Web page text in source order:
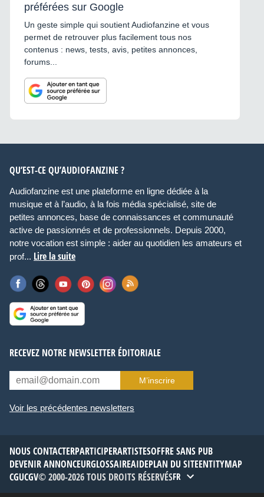
préférées sur Google
Un geste simple qui soutient Audiofanzine et vous
permet de retrouver plus facilement tous nos
contenus : news, tests, avis, petites annonces,
forums...
QU’EST-CE QU’AUDIOFANZINE ?
Audiofanzine est une plateforme en ligne dédiée à la
musique et à l’audio, à la fois média spécialisé, site de
petites annonces, base de connaissances et communauté
active de passionnés et de professionnels. Depuis 2000,
notre vocation est simple : aider au quotidien les amateurs et
prof... Lire la suite
RECEVEZ NOTRE NEWSLETTER ÉDITORIALE
M’inscrire
Voir les précédentes newsletters
NOUS CONTACTERPARTICIPERARTISTESOFFRE SANS PUB
DEVENIR ANNONCEURGLOSSAIREAIDEPLAN DU SITEENTITYMAP
CGUCGV© 2000-2026 TOUS DROITS RÉSERVÉSFR